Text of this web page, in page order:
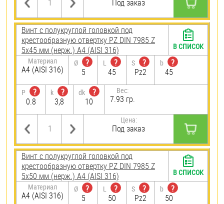
Под заказ
Винт с полукруглой головкой под
крестообразную отвертку PZ DIN 7985 Z
5х45 мм (нерж.) A4 (AISI 316)
Материал
A4 (AISI 316)
Ø
?
5
L
?
45
S
?
Pz2
b
?
45
P
?
0.8
k
?
3,8
dk
?
10
Вес:
7.93 гр.
Цена:
Под заказ
В СПИСОК
Винт с полукруглой головкой под
крестообразную отвертку PZ DIN 7985 Z
5х50 мм (нерж.) A4 (AISI 316)
Материал
A4 (AISI 316)
Ø
?
5
L
?
50
S
?
Pz2
b
?
50
В СПИСОК